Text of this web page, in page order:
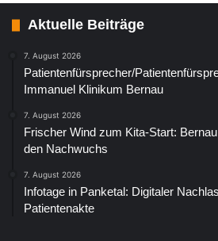
Aktuelle Beiträge
7. August 2026
Patientenfürsprecher/
Immanuel Klinikum Bernau
7. August 2026
Frischer Wind zum Kita-Start:
den Nachwuchs
7. August 2026
Infotage in Panketal: Digitaler
Patientenakte